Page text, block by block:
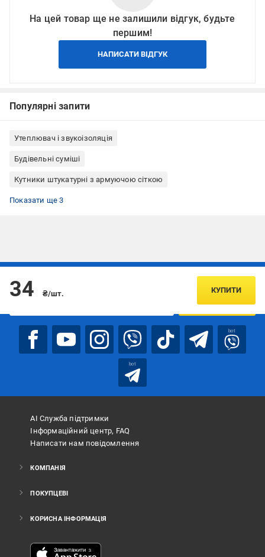
На цей товар ще не залишили відгук, будьте
першим!
НАПИСАТИ ВІДГУК
Популярні запити
Утеплювач і звукоізоляція
Будівельні суміші
Кутники штукатурні з армуючою сіткою
Показати ще 3
34 ₴/шт. КУПИТИ
Підписуйтесь, щоб дізнаватись першим про акції та пропозиції
ПІДПИСАТИСЯ
bot
bot
АІ Служба підтримки
Інформаційний центр, FAQ
Написати нам повідомлення
КОМПАНІЯ
ПОКУПЦЕВІ
КОРИСНА ІНФОРМАЦІЯ